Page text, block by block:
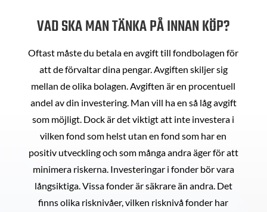
VAD SKA MAN TÄNKA PÅ INNAN KÖP?
Oftast måste du betala en avgift till fondbolagen för
att de förvaltar dina pengar. Avgiften skiljer sig
mellan de olika bolagen. Avgiften är en procentuell
andel av din investering. Man vill ha en så låg avgift
som möjligt. Dock är det viktigt att inte investera i
vilken fond som helst utan en fond som har en
positiv utveckling och som många andra äger för att
minimera riskerna. Investeringar i fonder bör vara
långsiktiga. Vissa fonder är säkrare än andra. Det
finns olika risknivåer, vilken risknivå fonder har